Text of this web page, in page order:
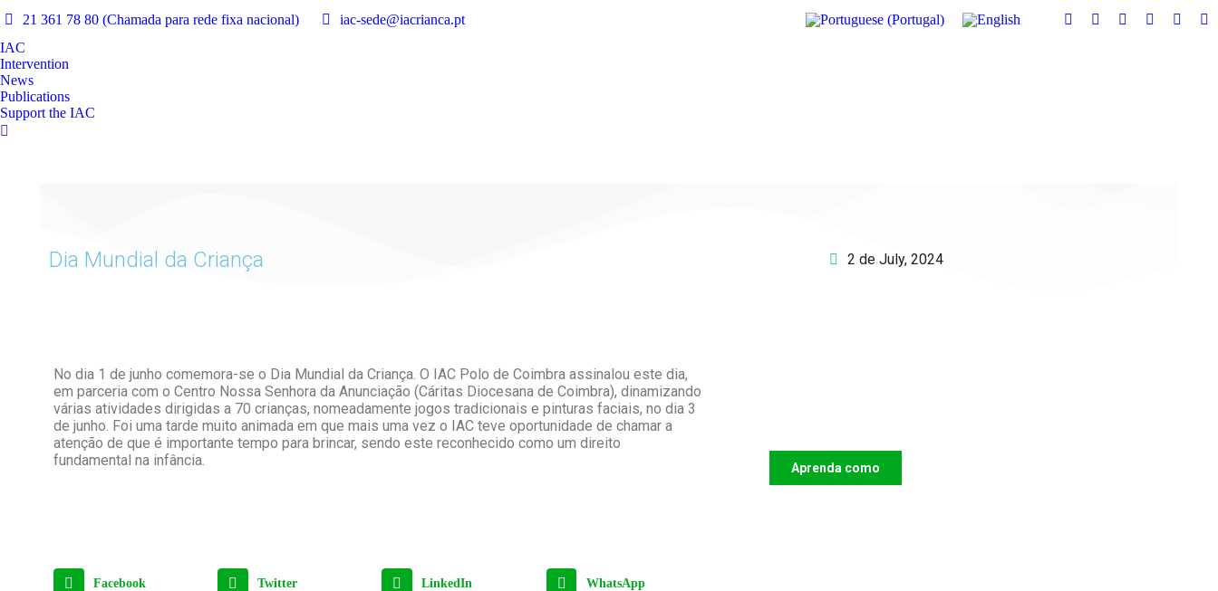
21 361 78 80 (Chamada para rede fixa nacional)
iac-sede@iacrianca.pt
IAC
Intervention
News
Publications
Support the IAC
Dia Mundial da Criança 2 de July, 2024
No dia 1 de junho comemora-se o Dia Mundial da Criança. O IAC Polo de Coimbra assinalou este dia,
em parceria com o Centro Nossa Senhora da Anunciação (Cáritas Diocesana de Coimbra), dinamizando
várias atividades dirigidas a 70 crianças, nomeadamente jogos tradicionais e pinturas faciais, no dia 3
de junho. Foi uma tarde muito animada em que mais uma vez o IAC teve oportunidade de chamar a
atenção de que é importante tempo para brincar, sendo este reconhecido como um direito
fundamental na infância.
Facebook Twitter LinkedIn WhatsApp
Aprenda como